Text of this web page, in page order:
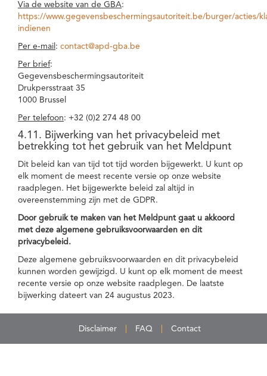
Via de website van de GBA:
https://www.gegevensbeschermingsautoriteit.be/burger/acties/
indienen
Per e-mail : contact@apd-gba.be
Per brief:
Gegevensbeschermingsautoriteit
Drukpersstraat 35
1000 Brussel
Per telefoon: +32 (0)2 274 48 00
4.11. Bijwerking van het privacybeleid met
betrekking tot het gebruik van het Meldpunt
Dit beleid kan van tijd tot tijd worden bijgewerkt. U kunt op
elk moment de meest recente versie op onze website
raadplegen. Het bijgewerkte beleid zal altijd in
overeenstemming zijn met de GDPR.
Door gebruik te maken van het Meldpunt gaat u akkoord
met deze algemene gebruiksvoorwaarden en dit
privacybeleid.
Deze algemene gebruiksvoorwaarden en dit privacybeleid
kunnen worden gewijzigd. U kunt op elk moment de meest
recente versie op onze website raadplegen. De laatste
bijwerking dateert van 24 augustus 2023.
Disclaimer FAQ Contact